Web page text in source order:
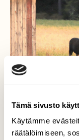
Tämä sivusto
Käytämme
räätälöimiseen,